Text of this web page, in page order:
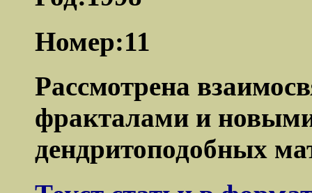
Номер:11
Рассмотрена
фракталами и
дендритоподобных